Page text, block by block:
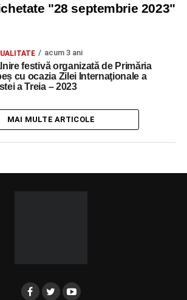
"28 septembrie 2023"
acum 3 ani
festivă organizată de Primăria
cu ocazia Zilei Internaţionale a
a Treia – 2023
MAI MULTE ARTICOLE